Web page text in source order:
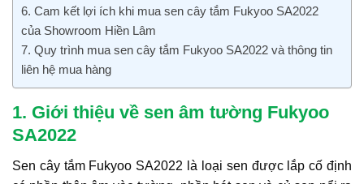
6. Cam kết lợi ích khi mua sen cây tắm Fukyoo SA2022
của Showroom Hiền Lâm
7. Quy trình mua sen cây tắm Fukyoo SA2022 và thông tin
liên hệ mua hàng
1. Giới thiệu về sen âm tường Fukyoo
SA2022
Sen cây tắm Fukyoo SA2022 là loại sen được lắp cố định